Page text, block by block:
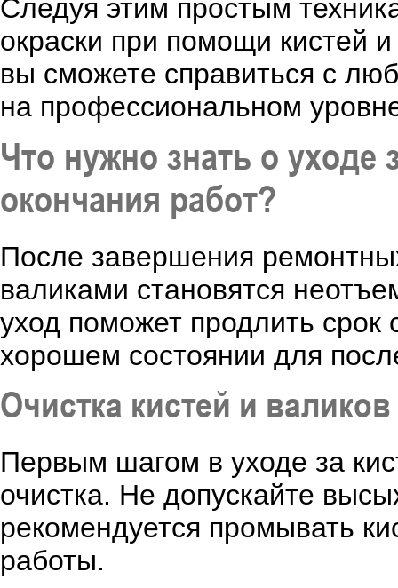
Следуя этим простым
окраски при помощи кистей
вы сможете справиться с
на профессиональном
Что нужно знать о уходе
окончания работ?
После завершения
валиками становятся
уход поможет продлить срок
хорошем состоянии для
Очистка кистей и валиков
Первым шагом в уходе за
очистка. Не допускайте
рекомендуется промывать
работы.